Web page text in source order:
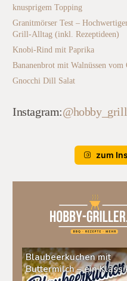
knusprigem Topping
Granitmörser Test –
Grill-Alltag (inkl. Rezeptideen)
Knobi-Rind mit Paprika
Bananenbrot mit Walnüssen vom
Gnocchi Dill Salat
Instagram:
zum